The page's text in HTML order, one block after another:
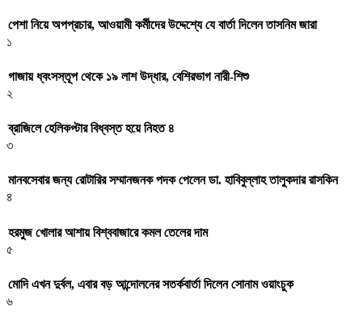
পেশা নিয়ে অপপ্রচার, আওয়ামী কর্মীদের উদ্দেশ্যে যে বার্তা দিলেন তাসনিম জারা
১
গাজায় ধ্বংসস্তূপ থেকে ১৯ লাশ উদ্ধার, বেশিরভাগ নারী-শিশু
২
ব্রাজিলে হেলিকপ্টার বিধ্বস্ত হয়ে নিহত ৪
৩
মানবসেবার জন্য রোটারির সম্মানজনক পদক পেলেন ডা. হাবিবুল্লাহ তালুকদার রাসকিন
৪
হরমুজ খোলার আশায় বিশ্ববাজারে কমল তেলের দাম
৫
মোদি এখন দুর্বল, এবার বড় আন্দোলনের সতর্কবার্তা দিলেন সোনাম ওয়াংচুক
৬